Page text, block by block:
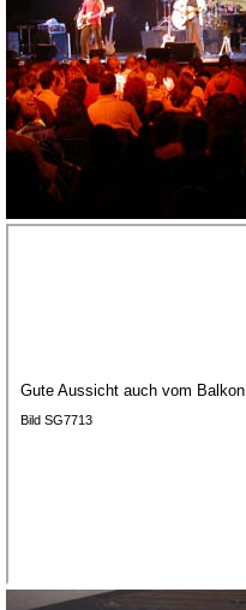
Gute Aussicht auch vom Balkon
Bild SG7713